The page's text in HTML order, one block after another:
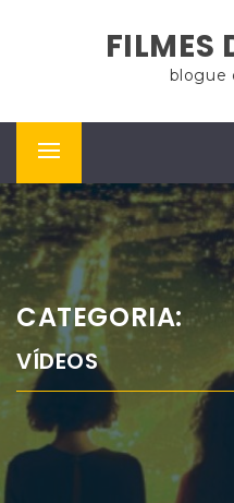
FILMES
blogue
Primary
Menu
CATEGORIA:
VÍDEOS